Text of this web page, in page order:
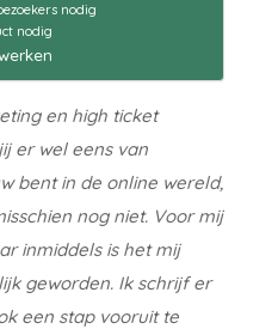
nodig
nodig
en high ticket
er wel eens van
bent in de online wereld,
nog niet. Voor mij
inmiddels is het mij
geworden. Ik schrijf er
een stap vooruit te